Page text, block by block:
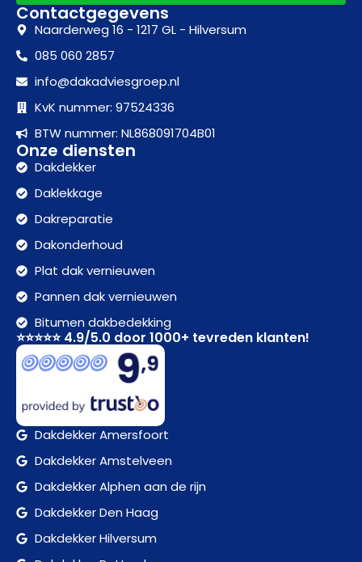
Contactgegevens
Naarderweg 16 - 1217 GL - Hilversum
085 060 2857
info@dakadviesgroep.nl
KvK nummer: 97524336
BTW nummer: NL868091704B01
Onze diensten
Dakdekker
Daklekkage
Dakreparatie
Dakonderhoud
Plat dak vernieuwen
Pannen dak vernieuwen
Bitumen dakbedekking
⭐⭐⭐⭐⭐ 4.9/5.0 door 1000+ tevreden klanten!
Dakdekker Amersfoort
Dakdekker Amstelveen
Dakdekker Alphen aan de rijn
Dakdekker Den Haag
Dakdekker Hilversum